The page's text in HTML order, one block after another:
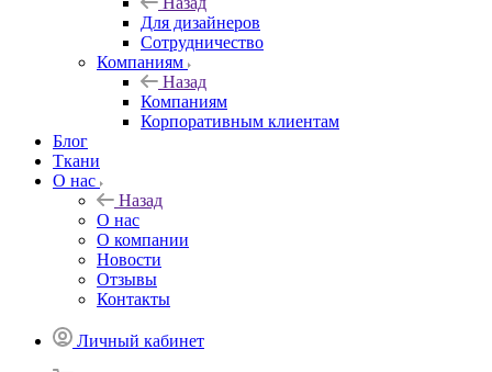
Для дизайнеров
Сотрудничество
Компаниям
Назад
Компаниям
Корпоративным клиентам
Блог
Ткани
О нас
Назад
О нас
О компании
Новости
Отзывы
Контакты
Личный кабинет